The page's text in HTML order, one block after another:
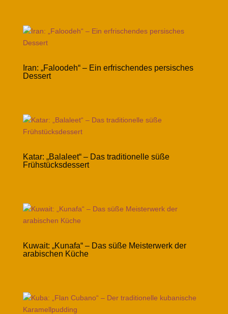
Iran: „Faloodeh“ – Ein erfrischendes persisches
Dessert
Katar: „Balaleet“ – Das traditionelle süße
Frühstücksdessert
Kuwait: „Kunafa“ – Das süße Meisterwerk der
arabischen Küche